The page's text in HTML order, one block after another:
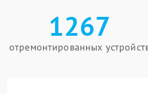
1267
отремонтированных